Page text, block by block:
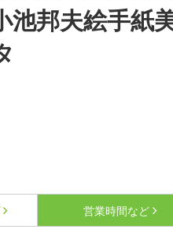
池邦夫絵手紙
営業時間など